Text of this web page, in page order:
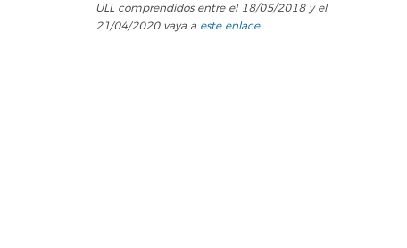
ULL comprendidos entre el 18/05/2018 y el
21/04/2020 vaya a este enlace